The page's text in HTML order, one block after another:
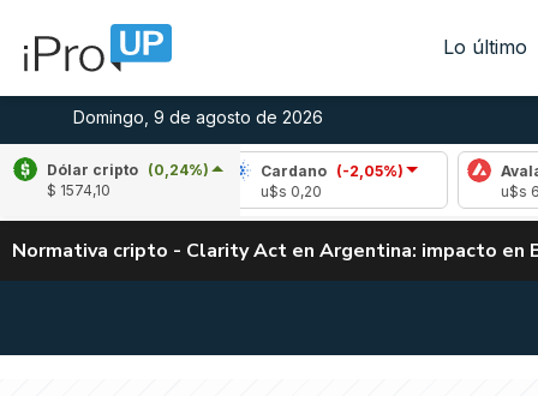
Lo último
Domingo, 9 de agosto de 2026
Dólar cripto (0,24%)
$ 1574,10
(0,23%)
Cardano
(-2,05%)
Avalanche (-
Normativa cripto - Clarity Act en Argentina: impacto en